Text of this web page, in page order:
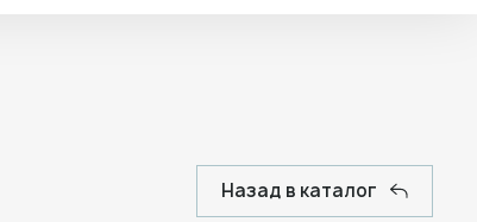
Назад в каталог